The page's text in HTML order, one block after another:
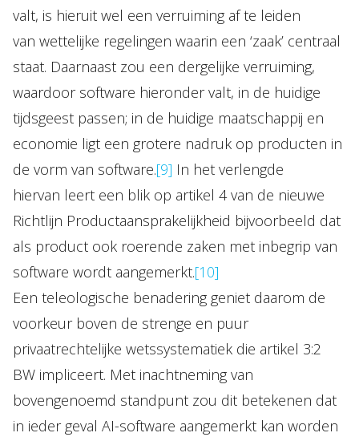
valt, is hieruit wel een verruiming af te leiden
van wettelijke regelingen waarin een ‘zaak’ centraal
staat. Daarnaast zou een dergelijke verruiming,
waardoor software hieronder valt, in de huidige
tijdsgeest passen; in de huidige maatschappij en
economie ligt een grotere nadruk op producten in
de vorm van software.[9] In het verlengde
hiervan leert een blik op artikel 4 van de nieuwe
Richtlijn Productaansprakelijkheid bijvoorbeeld dat
als product ook roerende zaken met inbegrip van
software wordt aangemerkt.[10]
Een teleologische benadering geniet daarom de
voorkeur boven de strenge en puur
privaatrechtelijke wetssystematiek die artikel 3:2
BW impliceert. Met inachtneming van
bovengenoemd standpunt zou dit betekenen dat
in ieder geval AI-software aangemerkt kan worden